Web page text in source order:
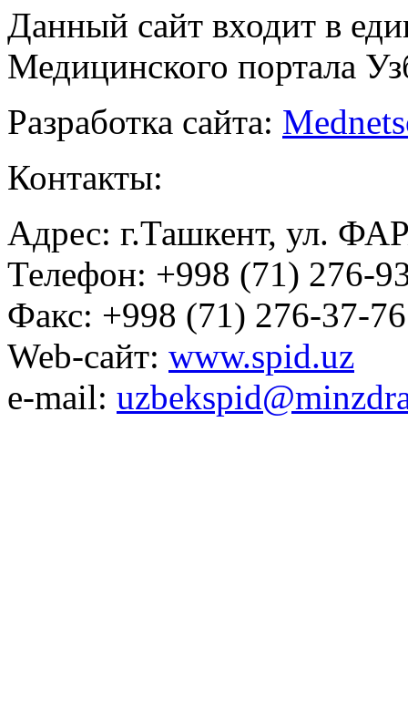
Данный сайт входит в
Медицинского портала
Разработка сайта:
Контакты:
Адрес: г.Ташкент, ул.
Телефон: +998 (71) 276-
Факс: +998 (71) 276-37-76
Web-сайт: www.spid.uz
e-mail: